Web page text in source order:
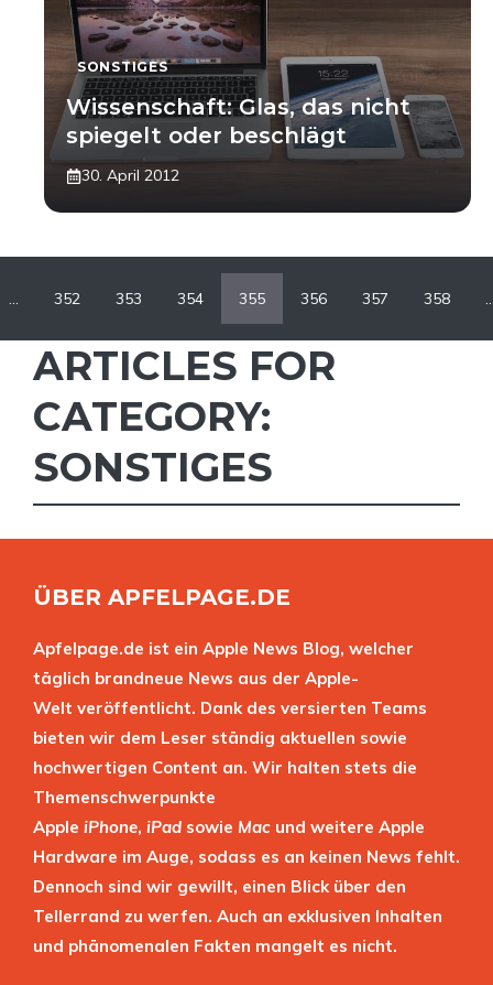
SONSTIGES
Wissenschaft: Glas, das nicht
spiegelt oder beschlägt
30. April 2012
… 352 353 354 355 356 357 358
ARTICLES FOR
CATEGORY:
SONSTIGES
ÜBER APFELPAGE.DE
Apfelpage.de ist ein Apple News Blog, welcher
täglich brandneue News aus der Apple-
Welt veröffentlicht. Dank des versierten Teams
bieten wir dem Leser ständig aktuellen sowie
hochwertigen Content an. Wir halten stets die
Themenschwerpunkte
Apple iPhone, iPad sowie Mac und weitere Apple
Hardware im Auge, sodass es an keinen News fehlt.
Dennoch sind wir gewillt, einen Blick über den
Tellerrand zu werfen. Auch an exklusiven Inhalten
und phänomenalen Fakten mangelt es nicht.